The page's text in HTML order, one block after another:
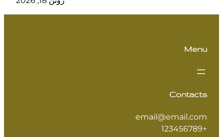
Menu
Contacts
email@email.com
+123456789